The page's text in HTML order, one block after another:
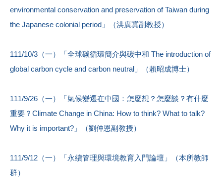
environmental conservation and preservation of Taiwan during
the Japanese colonial period」（洪廣冀副教授）
111/10/3（一）「全球碳循環簡介與碳中和 The introduction of
global carbon cycle and carbon neutral」（賴昭成博士）
111/9/26（一）「氣候變遷在中國：怎麼想？怎麼談？有什麼
重要？Climate Change in China: How to think? What to talk?
Why it is important?」（劉仲恩副教授）
111/9/12（一）「永續管理與環境教育入門論壇」（本所教師
群）